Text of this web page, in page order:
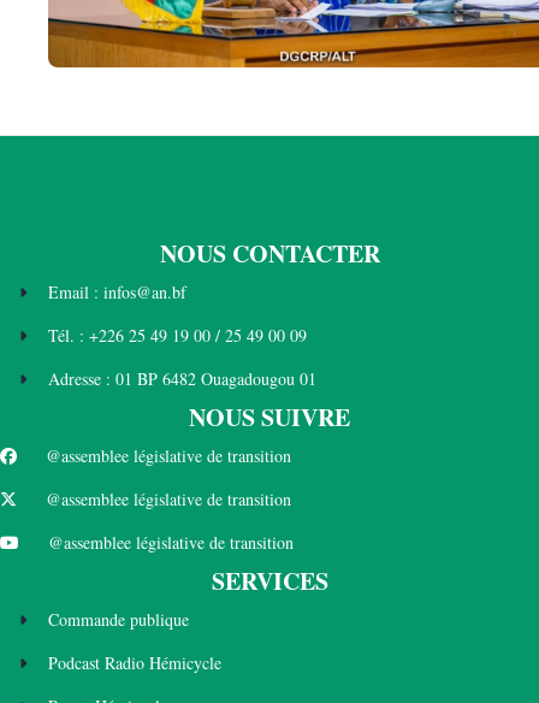
NOUS CONTACTER
Email : infos@an.bf
Tél. : +226 25 49 19 00 / 25 49 00 09
Adresse : 01 BP 6482 Ouagadougou 01
NOUS SUIVRE
@assemblee législative de transition
@assemblee législative de transition
@assemblee législative de transition
SERVICES
Commande publique
Podcast Radio Hémicycle